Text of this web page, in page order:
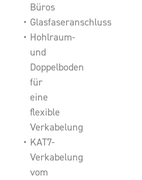
Büros
Glasfaseranschluss
Hohlraum-
und
Doppelboden
für
eine
flexible
Verkabelung
KAT7-
Verkabelung
vom